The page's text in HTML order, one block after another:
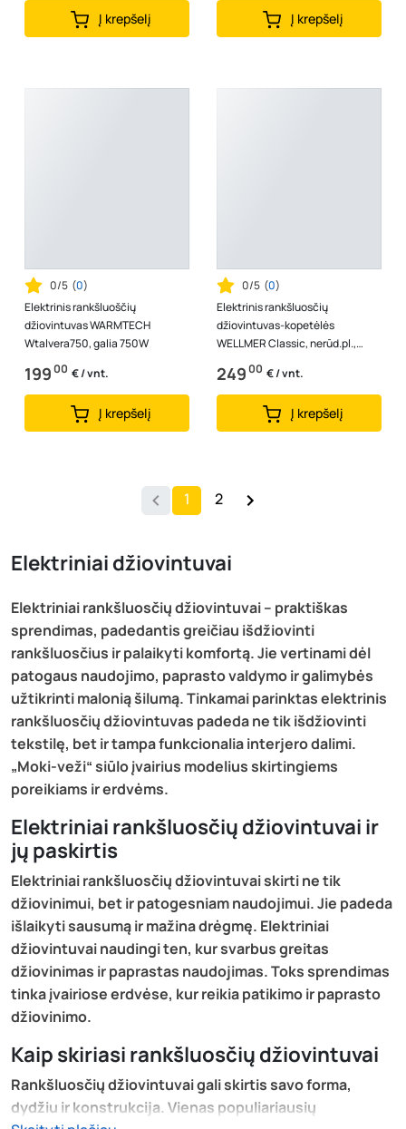
Į krepšelį Į krepšelį
0/5 (0)
Elektrinis rankšluoščių
džiovintuvas WARMTECH
Wtalvera750, galia 750W
19900 € / vnt.
Į krepšelį
0/5 (0)
Elektrinis rankšluosčių
džiovintuvas-kopetėlės
WELLMER Classic, nerūd.pl.,
1000-8, 1000 x 530 mm,
dešininis, 125W, juoda...
24900 € / vnt.
Į krepšelį
1 2
Elektriniai džiovintuvai
Elektriniai rankšluosčių džiovintuvai – praktiškas
sprendimas, padedantis greičiau išdžiovinti
rankšluosčius ir palaikyti komfortą. Jie vertinami dėl
patogaus naudojimo, paprasto valdymo ir galimybės
užtikrinti malonią šilumą. Tinkamai parinktas elektrinis
rankšluosčių džiovintuvas padeda ne tik išdžiovinti
tekstilę, bet ir tampa funkcionalia interjero dalimi.
„Moki-veži“ siūlo įvairius modelius skirtingiems
poreikiams ir erdvėms.
Elektriniai rankšluosčių džiovintuvai ir
jų paskirtis
Elektriniai rankšluosčių džiovintuvai skirti ne tik
džiovinimui, bet ir patogesniam naudojimui. Jie padeda
išlaikyti sausumą ir mažina drėgmę. Elektriniai
džiovintuvai naudingi ten, kur svarbus greitas
džiovinimas ir paprastas naudojimas. Toks sprendimas
tinka įvairiose erdvėse, kur reikia patikimo ir paprasto
džiovinimo.
Kaip skiriasi rankšluosčių džiovintuvai
Rankšluosčių džiovintuvai gali skirtis savo forma,
dydžiu ir konstrukcija. Vienas populiariausių